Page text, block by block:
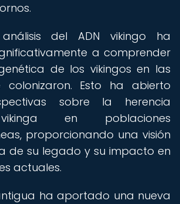
del ADN vikingo ha
a comprender
de los vikingos en las
colonizaron. Esto ha abierto
sobre la herencia
en poblaciones
proporcionando una visión
de su legado y su impacto en
actuales.
ha aportado una nueva